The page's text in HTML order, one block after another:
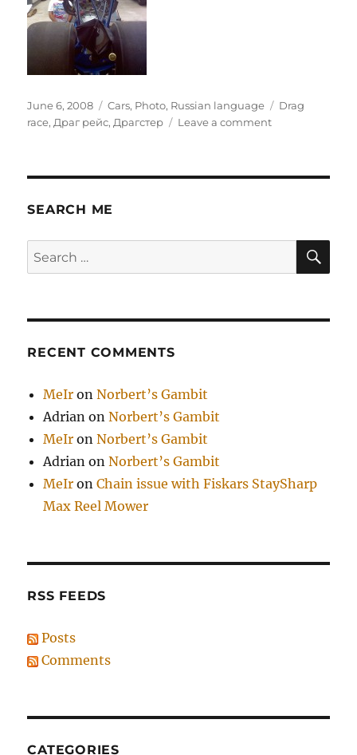
Posted
on
June 6, 2008 Categories
Cars, Photo, Russian language Tags
Drag
race, Драг рейс, Драгстер Leave a commenton
SEARCH ME
Search
for:
RECENT COMMENTS
MeIr onNorbert’s Gambit
Adrian onNorbert’s Gambit
MeIr onNorbert’s Gambit
Adrian onNorbert’s Gambit
MeIr onChain issue with Fiskars StaySharp
Max Reel Mower
RSS FEEDS
Posts
Comments
CATEGORIES